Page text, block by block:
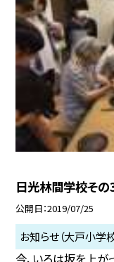
日光林間学校その
公開日 2019/07/25
お知らせ（大戸小学校
今、いろは坂を上が